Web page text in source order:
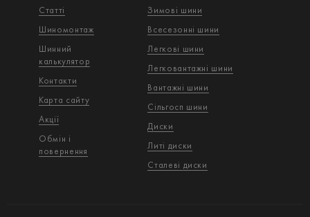
Статті
Шиномонтаж
Шинний
калькулятор
Контакти
Карта сайту
Акції
Обмін і
повернення
Зимові шини
Всесезонні шини
Легкові шини
Легковантажнi шини
Вантажнi шини
Сільгосп шини
Диски
Литі диски
Сталеві диски